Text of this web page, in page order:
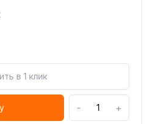
в 1 клик
- +